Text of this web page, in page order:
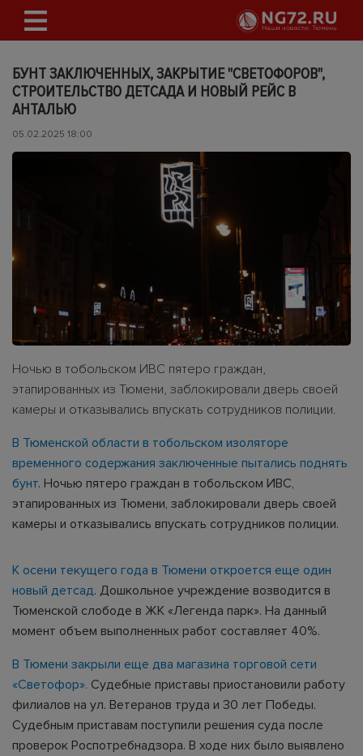
БУНТ ЗАКЛЮЧЕННЫХ, ЗАКРЫТИЕ "СВЕТОФОРОВ",
СТРОИТЕЛЬСТВО ДЕТСАДА И НОВЫЙ РЕЙС В
АНТАЛЬЮ
05.02.2025 18:00
Ночью в тобольском ИВС пятеро граждан,
этапированных из Тюмени, заблокировали дверь своей
камеры и отказывались впускать сотрудников полиции.
В Тюменской области в тобольском изоляторе
временного содержания заключенные пытались поднять
бунт. Ночью пятеро граждан в тобольском ИВС,
этапированных из Тюмени, заблокировали дверь своей
камеры и отказывались впускать сотрудников полиции.
К осени текущего года в Тюмени откроется еще один
новый детсад. Дошкольное учреждение возводится в
Тюменской слободе в ЖК «Легенда парк». На данный
момент объем выполненных работ составляет 40%.
В Тюмени закрыли еще два магазина торговой сети
«Светофор». Судебные приставы приостановили работу
филиалов на ул. Ветеранов труда и 30 лет Победы.
Судебным приставам поступили решения суда после
проверок Роспотребнадзора. В ходе них было выявлено